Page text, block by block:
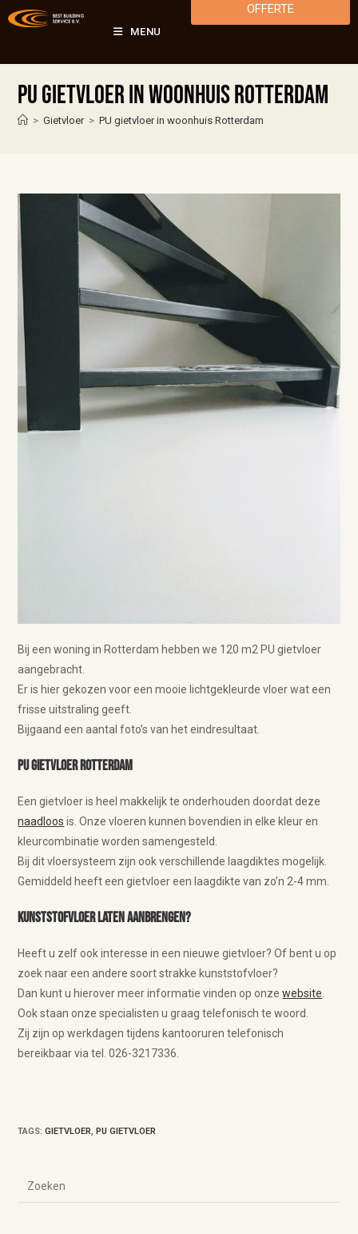
MENU
OFFERTE
PU gietvloer in woonhuis Rotterdam
> Gietvloer > PU gietvloer in woonhuis Rotterdam
Bij een woning in Rotterdam hebben we 120 m2 PU gietvloer
aangebracht.
Er is hier gekozen voor een mooie lichtgekleurde vloer wat een
frisse uitstraling geeft.
Bijgaand een aantal foto’s van het eindresultaat.
PU Gietvloer Rotterdam
Een gietvloer is heel makkelijk te onderhouden doordat deze
naadloos is. Onze vloeren kunnen bovendien in elke kleur en
kleurcombinatie worden samengesteld.
Bij dit vloersysteem zijn ook verschillende laagdiktes mogelijk.
Gemiddeld heeft een gietvloer een laagdikte van zo’n 2-4 mm.
Kunststofvloer laten aanbrengen?
Heeft u zelf ook interesse in een nieuwe gietvloer? Of bent u op
zoek naar een andere soort strakke kunststofvloer?
Dan kunt u hierover meer informatie vinden op onzewebsite
Ook staan onze specialisten u graag telefonisch te woord.
Zij zijn op werkdagen tijdens kantooruren telefonisch
bereikbaar via tel. 026-3217336.
TAGS:GIETVLOER PU GIETVLOER